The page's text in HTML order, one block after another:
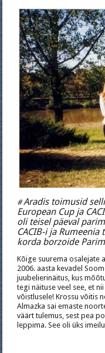
#Aradis toimusid
European Cup ja
oli teisel päeval
CACIB-i ja
korda borzoide
Kõige suurema osalejate
2006. aasta kevadel
juubelierinäitus, kus
tegi näituse veel see, et
võistlusele! Krossu võitis
Almazka sai emaste
väärt tulemus, sest pea
leppima. See oli üks